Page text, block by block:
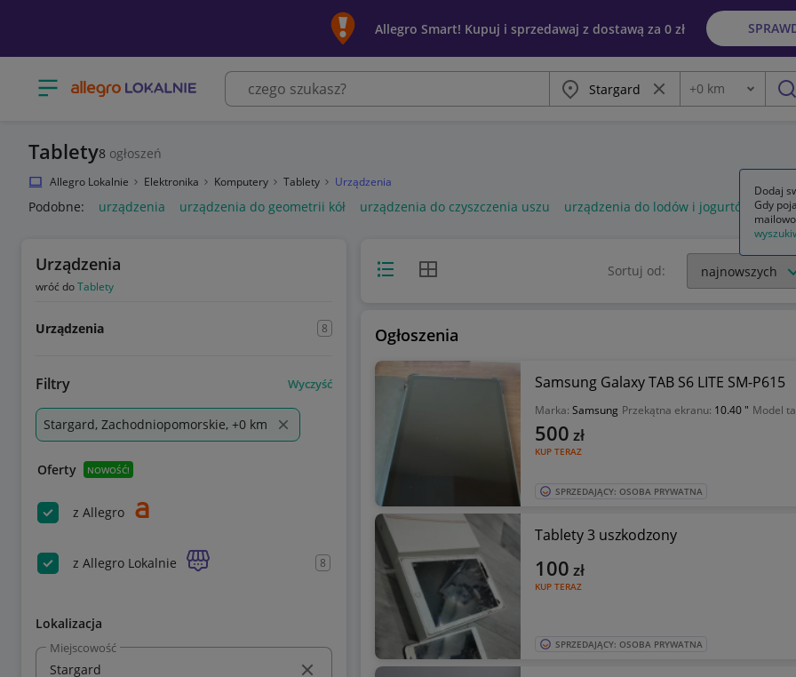
Allegro Smart! Kupuj i sprzedawaj z dostawą za 0 zł
Otwórz menu z kategoriami Miasto Wyczyść frazę
Odległość
+0 km
Tablety8 ogłoszeń
Allegro Lokalnie Elektronika Komputery Tablety Urządzenia
Podobne: urządzenia urządzenia do geometrii kół urządzenia do czyszczenia uszu urządzenia do lodów i jogurtów
Urządzenia
wróć doTablety
Urządzenia 8
Filtry Wyczyść
Stargard, Zachodniopomorskie, +0 km
Oferty NOWOŚĆ!
z Allegro
z Allegro Lokalnie 8
Lokalizacja
Miejscowość
Widok listyWidok siatki Sortuj od:
Ogłoszenia
Samsung Galaxy TAB S6 LITE SM-P615
Marka: Samsung Przekątna ekranu: 10.40 " Model
KUP TERAZ
500 zł
SPRZEDAJĄCY: OSOBA PRYWATNA
Tablety 3 uszkodzony
KUP TERAZ
100 zł
SPRZEDAJĄCY: OSOBA PRYWATNA
Dodaj
Gdy